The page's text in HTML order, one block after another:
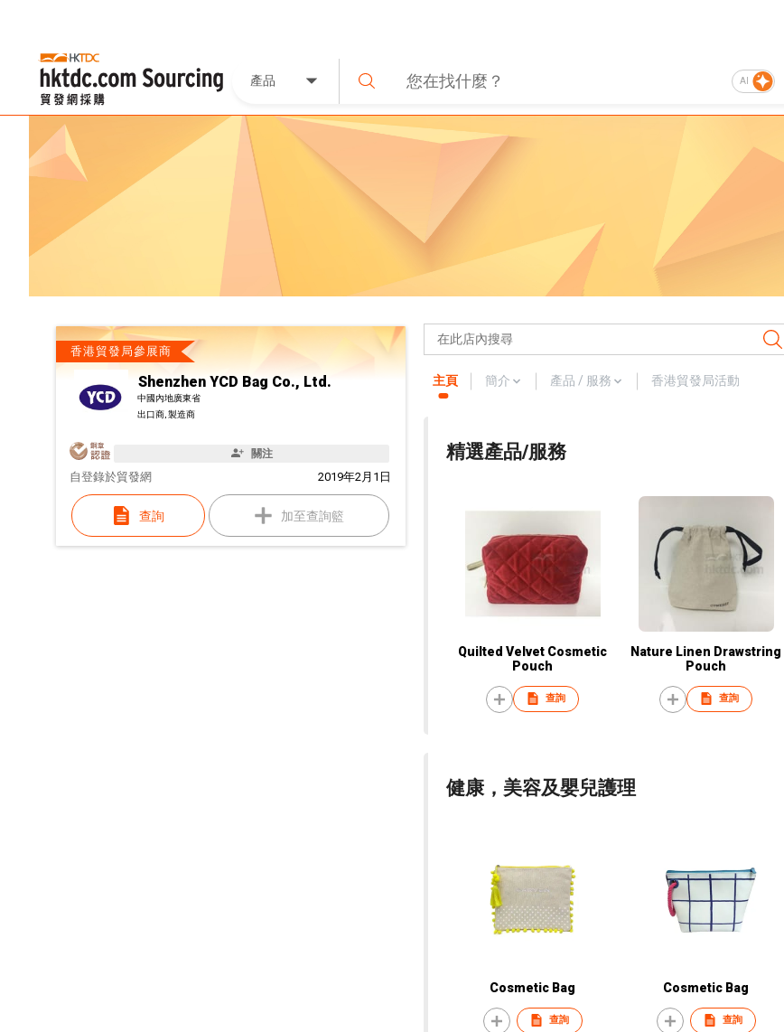
產品 AI
香港貿發局參展商
Shenzhen YCD Bag Co., Ltd.
中國內地廣東省
出口商, 製造商
關注
自 2019年2月1日
登錄於貿發網
查詢 加至查詢籃
主頁 簡介 產品 / 服務 香港貿發局活動
精選產品/服務
Quilted Velvet Cosmetic
Pouch
查詢
Nature Linen Drawstring
Pouch
查詢
健康，美容及嬰兒護理
Cosmetic Bag
查詢
Cosmetic Bag
查詢